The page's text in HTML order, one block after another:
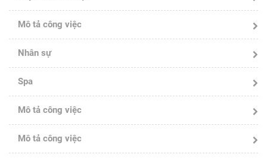
Mô tả công việc
Nhân sự
Spa
Mô tả công việc
Mô tả công việc